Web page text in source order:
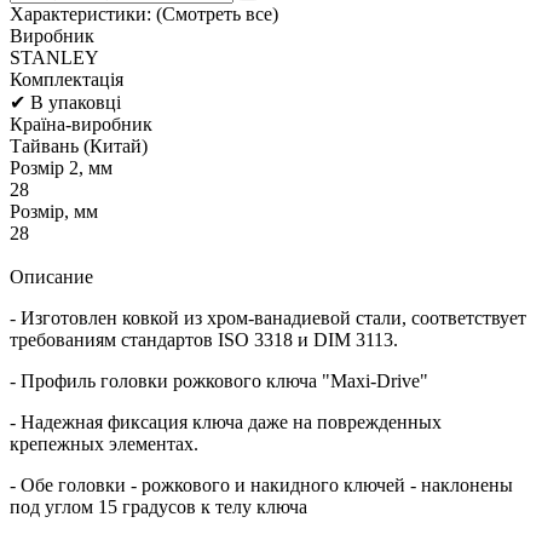
Характеристики: (Смотреть все)
Виробник
STANLEY
Комплектація
✔ В упаковці
Країна-виробник
Тайвань (Китай)
Розмір 2, мм
28
Розмір, мм
28
Описание
- Изготовлен ковкой из хром-ванадиевой стали, соответствует
требованиям стандартов ISO 3318 и DIM 3113.
- Профиль головки рожкового ключа "Maxi-Drive"
- Надежная фиксация ключа даже на поврежденных
крепежных элементах.
- Обе головки - рожкового и накидного ключей - наклонены
под углом 15 градусов к телу ключа